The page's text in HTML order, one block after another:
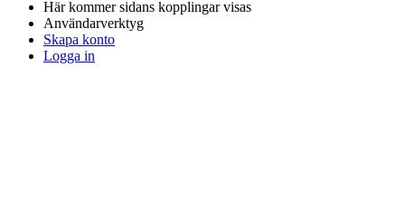
Här kommer sidans kopplingar visas
Användarverktyg
Skapa konto
Logga in